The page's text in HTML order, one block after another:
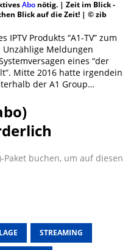
Abonötig. | Zeit im Blick -
Blick auf die Zeit! | © zib
Produkts “A1-TV” zum
Unzählige Meldungen
eines “der
Mitte 2016 hatte irgendein
der A1 Group…
Paket buchen, um auf diesen
STREAMING